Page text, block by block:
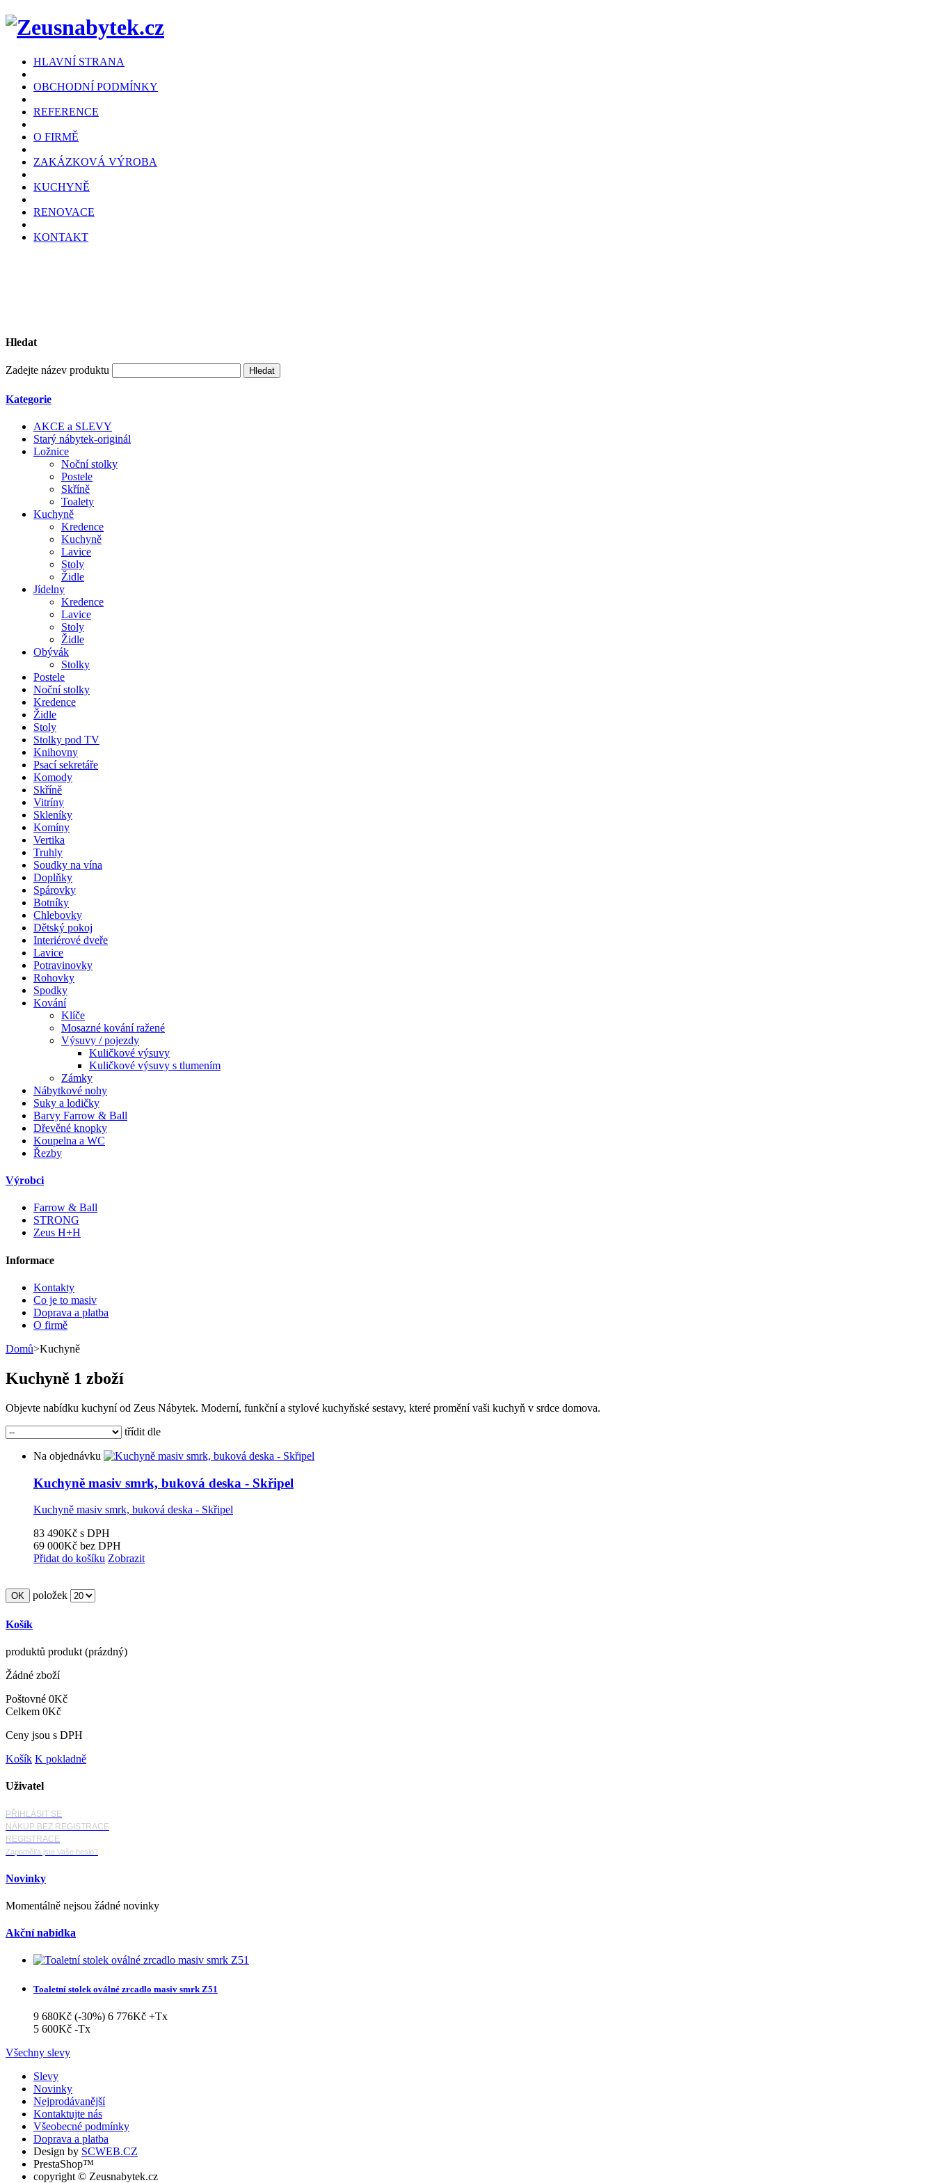
HLAVNÍ STRANA
OBCHODNÍ PODMÍNKY
REFERENCE
O FIRMĚ
ZAKÁZKOVÁ VÝROBA
KUCHYNĚ
RENOVACE
KONTAKT
Hledat
Zadejte název produktu
Kategorie
AKCE a SLEVY
Starý nábytek-originál
Ložnice
Noční stolky
Postele
Skříně
Toalety
Kuchyně
Kredence
Kuchyně
Lavice
Stoly
Židle
Jídelny
Kredence
Lavice
Stoly
Židle
Obývák
Stolky
Postele
Noční stolky
Kredence
Židle
Stoly
Stolky pod TV
Knihovny
Psací sekretáře
Komody
Skříně
Vitríny
Skleníky
Komíny
Vertika
Truhly
Soudky na vína
Doplňky
Spárovky
Botníky
Chlebovky
Dětský pokoj
Interiérové dveře
Lavice
Potravinovky
Rohovky
Spodky
Kování
Klíče
Mosazné kování ražené
Výsuvy / pojezdy
Kuličkové výsuvy
Kuličkové výsuvy s tlumením
Zámky
Nábytkové nohy
Suky a lodičky
Barvy Farrow & Ball
Dřevěné knopky
Koupelna a WC
Řezby
Výrobci
Farrow & Ball
STRONG
Zeus H+H
Informace
Kontakty
Co je to masiv
Doprava a platba
O firmě
Domů>Kuchyně
Kuchyně 1 zboží
Objevte nabídku kuchyní od Zeus Nábytek. Moderní, funkční a stylové kuchyňské sestavy, které promění vaši kuchyň v srdce domova.
třídit dle
Na objednávku
Kuchyně masiv smrk, buková deska - Skřipel
Kuchyně masiv smrk, buková deska - Skřipel
83 490Kč s DPH
69 000Kč bez DPH
Přidat do košíku Zobrazit
položek
Košík
produktů produkt (prázdný)
Žádné zboží
Poštovné 0Kč
Celkem 0Kč
Ceny jsou s DPH
Košík K pokladně
Uživatel
PŘIHLÁSIT SE
NÁKUP BEZ REGISTRACE
REGISTRACE
Zapoměl/a jste Vaše heslo?
Novinky
Momentálně nejsou žádné novinky
Akční nabídka
Toaletní stolek oválné zrcadlo masiv smrk Z51
9 680Kč (-30%) 6 776Kč +Tx
5 600Kč -Tx
Všechny slevy
Slevy
Novinky
Nejprodávanější
Kontaktujte nás
Všeobecné podmínky
Doprava a platba
Design by SCWEB.CZ
PrestaShop™
copyright © Zeusnabytek.cz